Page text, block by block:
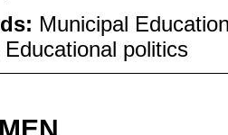
Municipal
politics